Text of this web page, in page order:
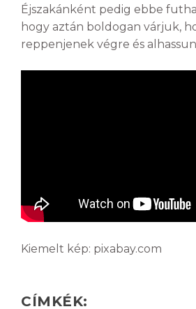
Éjszakánként pedig ebbe
hogy aztán boldogan várjuk,
reppenjenek végre és
Kiemelt kép: pixabay.com
CÍMKÉK: